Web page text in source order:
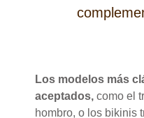
Los modelos más
aceptados, como el
hombro, o los bikinis